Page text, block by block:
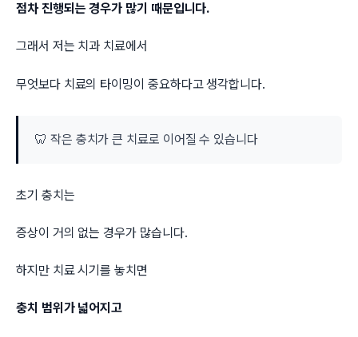
점차 진행되는 경우가 많기 때문입니다.
그래서 저는 치과 치료에서
무엇보다 치료의 타이밍이 중요하다고 생각합니다.
🦷 작은 충치가 큰 치료로 이어질 수 있습니다
초기 충치는
증상이 거의 없는 경우가 많습니다.
하지만 치료 시기를 놓치면
충치 범위가 넓어지고